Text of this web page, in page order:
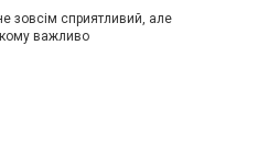
зовсім сприятливий, але
важливо